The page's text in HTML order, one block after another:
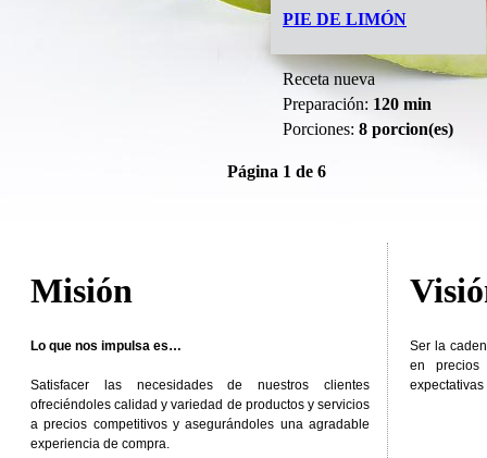
PIE DE LIMÓN
Receta nueva
Preparación: 120 min
Porciones: 8 porcion(es)
Página 1 de 6
Misión
Lo que nos impulsa es…
Satisfacer las necesidades de nuestros clientes
ofreciéndoles calidad y variedad de productos y servicios
a precios competitivos y asegurándoles una agradable
experiencia de compra.
Ser la
en